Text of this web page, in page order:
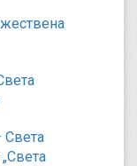
Света